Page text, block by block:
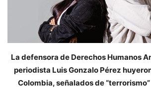
La defensora de Derechos Humanos
periodista Luis Gonzalo Pérez
Colombia, señalados de